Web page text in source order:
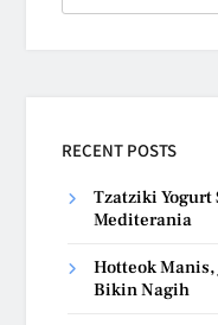
RECENT POSTS
Tzatziki Yogurt
Mediterania
Hotteok Manis,
Bikin Nagih